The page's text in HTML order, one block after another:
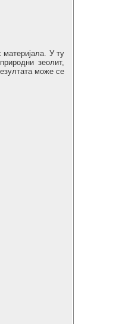
У ту
зеолит,
може се